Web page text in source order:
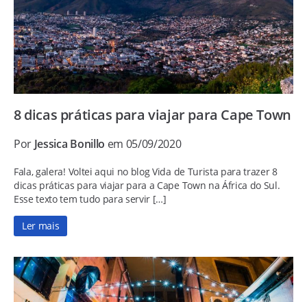
8 dicas práticas para viajar para Cape Town
Por Jessica Bonillo em 05/09/2020
Fala, galera! Voltei aqui no blog Vida de Turista para trazer 8
dicas práticas para viajar para a Cape Town na África do Sul.
Esse texto tem tudo para servir […]
Ler mais